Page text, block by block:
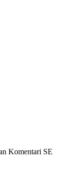
Komentari SE